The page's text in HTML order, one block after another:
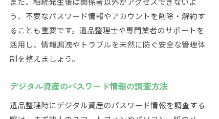
う、不要なパスワード情報やアカウントを削除・解約す
ることも重要です。遺品整理士や専門業者のサポートを
活用し、情報漏洩やトラブルを未然に防ぐ安全な管理体
制を整えましょう。
デジタル資産のパスワード情報の調査方法
遺品整理時にデジタル資産のパスワード情報を調査する